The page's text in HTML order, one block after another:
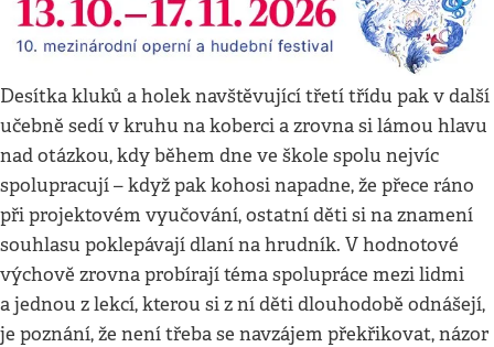
Desítka kluků a holek navštěvující třetí třídu pak v další
učebně sedí v kruhu na koberci a zrovna si lámou hlavu
nad otázkou, kdy během dne ve škole spolu nejvíc
spolupracují – když pak kohosi napadne, že přece ráno
při projektovém vyučování, ostatní děti si na znamení
souhlasu poklepávají dlaní na hrudník. V hodnotové
výchově zrovna probírají téma spolupráce mezi lidmi
a jednou z lekcí, kterou si z ní děti dlouhodobě odnášejí,
je poznání, že není třeba se navzájem překřikovat, názor